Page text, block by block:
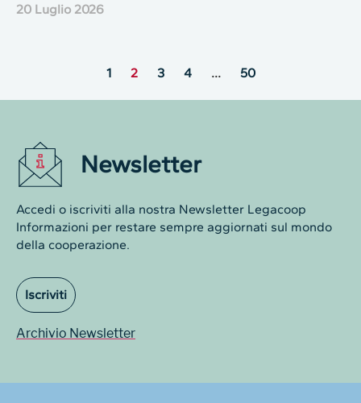
20 Luglio 2026
1 2 3 4 … 50
Newsletter
Accedi o iscriviti alla nostra Newsletter Legacoop
Informazioni per restare sempre aggiornati sul mondo
della cooperazione.
Iscriviti
Archivio Newsletter